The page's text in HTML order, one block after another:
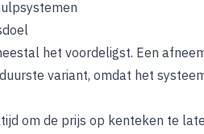
het voordeligst. Een
variant, omdat het
om de prijs op kenteken te